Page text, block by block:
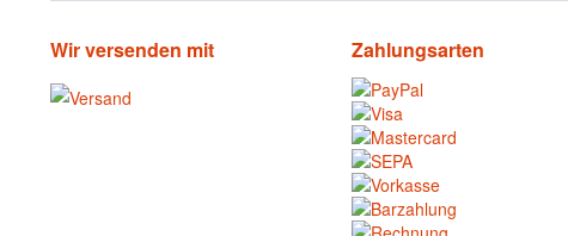
Wir versenden mit Zahlungsarten